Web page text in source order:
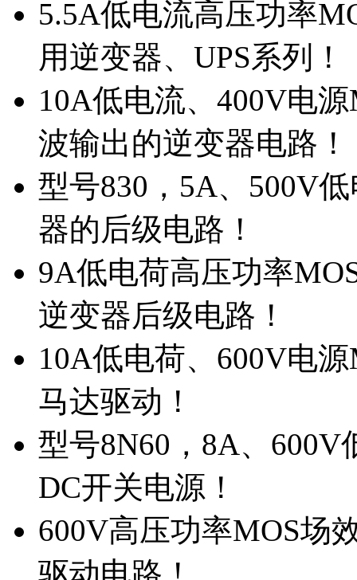
5.5A低电流高压功率
用逆变器、UPS系列！
10A低电流、400V电
波输出的逆变器电路！
型号830，5A、500V
器的后级电路！
9A低电荷高压功率
逆变器后级电路！
10A低电荷、600V电
马达驱动！
型号8N60，8A、
DC开关电源！
600V高压功率MOS场